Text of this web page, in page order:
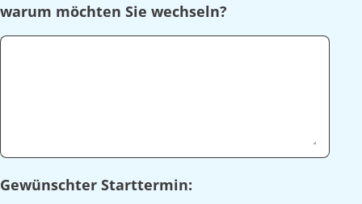
warum möchten Sie wechseln?
Gewünschter Starttermin: